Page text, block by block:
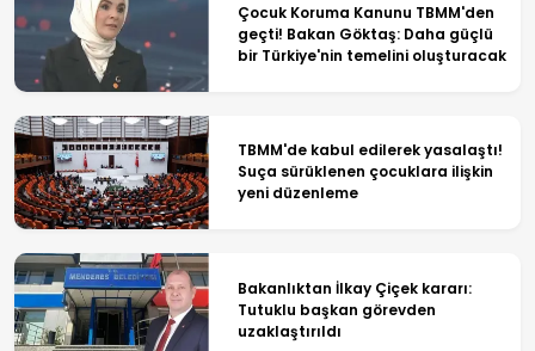
Çocuk Koruma Kanunu TBMM'den
geçti! Bakan Göktaş: Daha güçlü
bir Türkiye'nin temelini oluşturacak
TBMM'de kabul edilerek yasalaştı!
Suça sürüklenen çocuklara ilişkin
yeni düzenleme
Bakanlıktan İlkay Çiçek kararı:
Tutuklu başkan görevden
uzaklaştırıldı